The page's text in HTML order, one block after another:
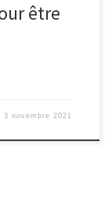
être
3 novembre 2021